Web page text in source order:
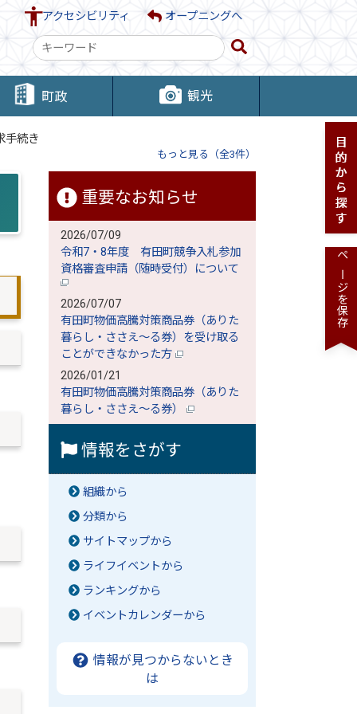
アクセシビリティ オープニングへ
検
索
キ
ー
ー
町政 観光
手続き
もっと見る（全3件）
重要なお知らせ
2026/07/09
令和7・8年度 有田町競争入札参加
資格審査申請（随時受付）について
2026/07/07
有田町物価高騰対策商品券（ありた
暮らし・ささえ～る券）を受け取る
ことができなかった方
2026/01/21
有田町物価高騰対策商品券（ありた
暮らし・ささえ～る券）
情報をさがす
組織から
分類から
サイトマップから
ライフイベントから
ランキングから
イベントカレンダーから
情報が見つからないとき
は
ページを保存